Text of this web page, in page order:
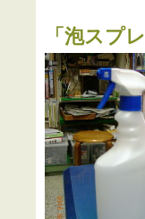
「 泡スプ